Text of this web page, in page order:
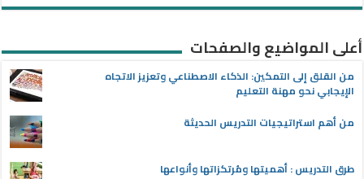
أعلى المواضيع والصفحات
من القلق إلى التمكين: الذكاء الاصطناعي وتعزيز الاتجاه
الإيجابي نحو مهنة التعليم
من أهم استراتيجيات التدريس الحديثة
طرق التدريس : أهميتها ومُرتكزاتها وأنواعها